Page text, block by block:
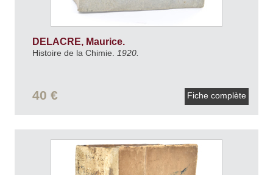
DELACRE, Maurice.
Histoire de la Chimie. 1920.
40 € Fiche complète